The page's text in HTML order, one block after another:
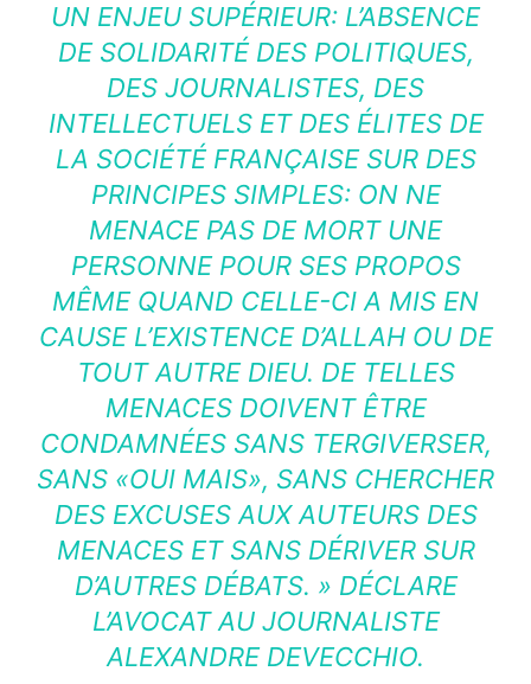
UN ENJEU SUPÉRIEUR: L’ABSENCE
DE SOLIDARITÉ DES POLITIQUES,
DES JOURNALISTES, DES
INTELLECTUELS ET DES ÉLITES DE
LA SOCIÉTÉ FRANÇAISE SUR DES
PRINCIPES SIMPLES: ON NE
MENACE PAS DE MORT UNE
PERSONNE POUR SES PROPOS
MÊME QUAND CELLE-CI A MIS EN
CAUSE L’EXISTENCE D’ALLAH OU DE
TOUT AUTRE DIEU. DE TELLES
MENACES DOIVENT ÊTRE
CONDAMNÉES SANS TERGIVERSER,
SANS «OUI MAIS», SANS CHERCHER
DES EXCUSES AUX AUTEURS DES
MENACES ET SANS DÉRIVER SUR
D’AUTRES DÉBATS. » DÉCLARE
L’AVOCAT AU JOURNALISTE
ALEXANDRE DEVECCHIO.